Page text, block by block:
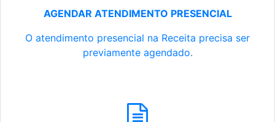
AGENDAR ATENDIMENTO PRESENCIAL
O atendimento presencial na Receita precisa ser
previamente agendado.